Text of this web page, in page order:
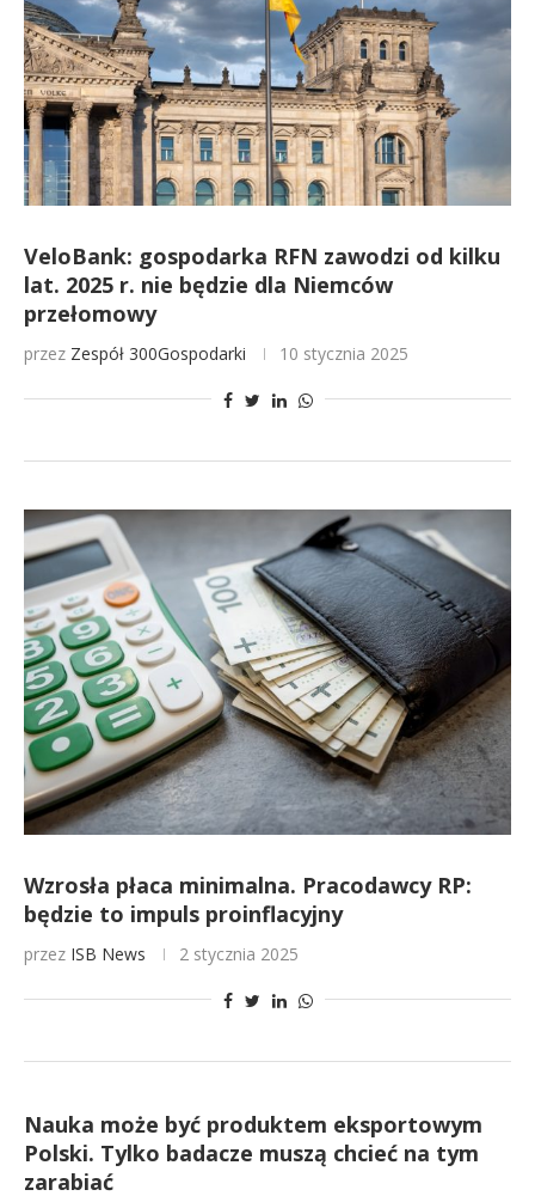
VeloBank: gospodarka RFN zawodzi od kilku
lat. 2025 r. nie będzie dla Niemców
przełomowy
przez Zespół 300Gospodarki 10 stycznia 2025
Wzrosła płaca minimalna. Pracodawcy RP:
będzie to impuls proinflacyjny
przez ISB News 2 stycznia 2025
Nauka może być produktem eksportowym
Polski. Tylko badacze muszą chcieć na tym
zarabiać